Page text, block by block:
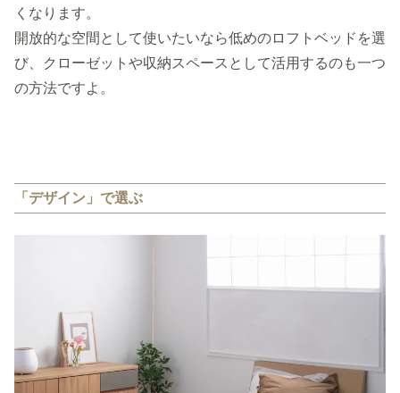
くなります。
開放的な空間として使いたいなら低めのロフトベッドを選
び、クローゼットや収納スペースとして活用するのも一つ
の方法ですよ。
「デザイン」で選ぶ